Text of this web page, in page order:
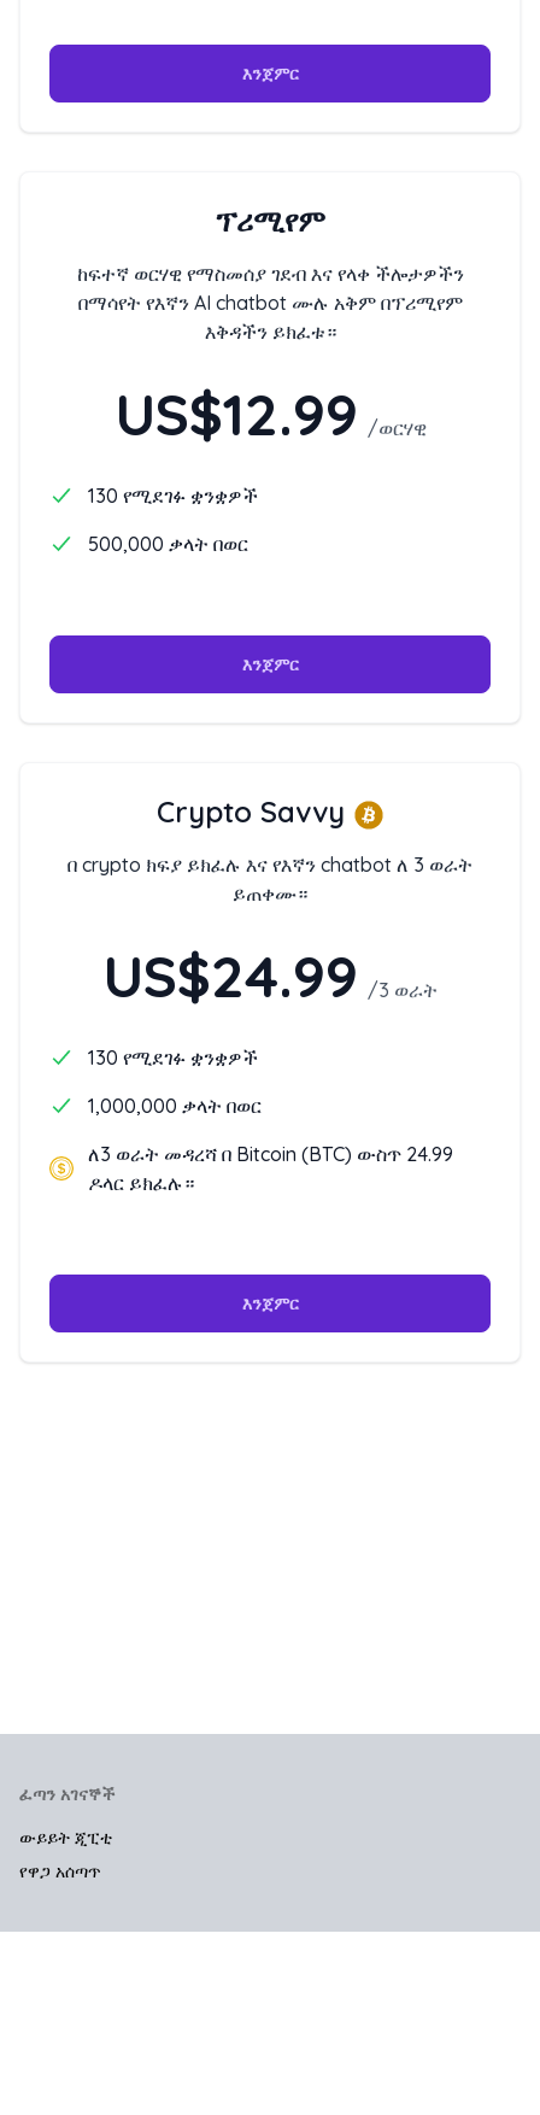
እንጀምር
ፕሪሚየም
ከፍተኛ ወርሃዊ የማስመሰያ ገደብ እና የላቀ ችሎታዎችን
በማሳየት የእኛን AI chatbot ሙሉ አቅም በፕሪሚየም
እቅዳችን ይክፈቱ።
US$12.99 /ወርሃዊ
130 የሚደገፉ ቋንቋዎች
500,000 ቃላት በወር
እንጀምር
Crypto Savvy
በ crypto ክፍያ ይክፈሉ እና የእኛን chatbot ለ 3 ወራት
ይጠቀሙ።
US$24.99 /3 ወራት
130 የሚደገፉ ቋንቋዎች
1,000,000 ቃላት በወር
ለ3 ወራት መዳረሻ በ Bitcoin (BTC) ውስጥ 24.99
ዶላር ይክፈሉ።
እንጀምር
ፈጣን አገናኞች
ውይይት ጂፒቲ
የዋጋ አሰጣጥ